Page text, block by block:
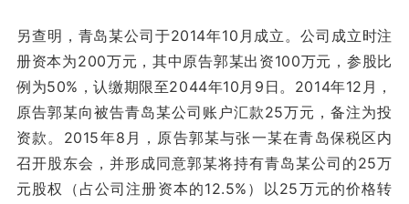
另查明，青岛某公司于2014年10月成立。公司成立时注
册资本为200万元，其中原告郭某出资100万元，参股比
例为50%，认缴期限至2044年10月9日。2014年12月，
原告郭某向被告青岛某公司账户汇款25万元，备注为投
资款。2015年8月，原告郭某与张一某在青岛保税区内
召开股东会，并形成同意郭某将持有青岛某公司的25万
元股权（占公司注册资本的12.5%）以25万元的价格转